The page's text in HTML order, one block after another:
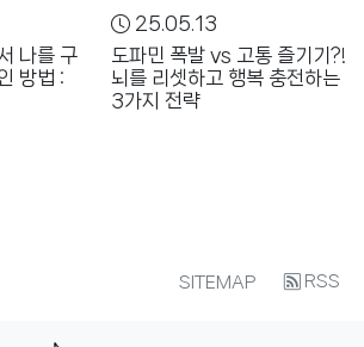
나를 구
방법 :
25.05.13
도파민 폭발 vs 고통 즐기기?!
뇌를 리셋하고 행복 충전하는
3가지 전략
SITEMAP RSS